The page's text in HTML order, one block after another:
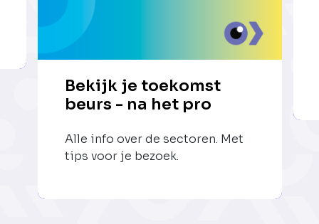
Bekijk je toekomst
beurs - na het pro
Alle info over de sectoren. Met
tips voor je bezoek.